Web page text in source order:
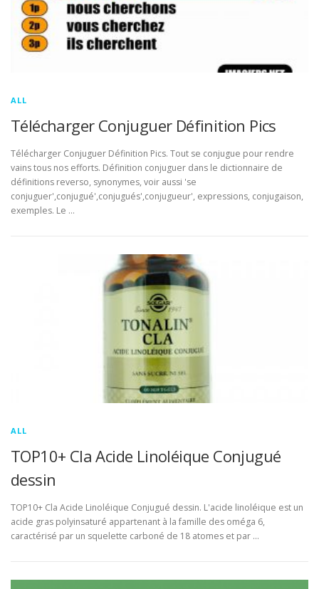
ALL
Télécharger Conjuguer Définition Pics
Télécharger Conjuguer Définition Pics. Tout se conjugue pour rendre
vains tous nos efforts. Définition conjuguer dans le dictionnaire de
définitions reverso, synonymes, voir aussi 'se
conjuguer',conjugué',conjugués',conjugueur', expressions, conjugaison,
exemples. Le …
ALL
TOP10+ Cla Acide Linoléique Conjugué
dessin
TOP10+ Cla Acide Linoléique Conjugué dessin. L'acide linoléique est un
acide gras polyinsaturé appartenant à la famille des oméga 6,
caractérisé par un squelette carboné de 18 atomes et par …